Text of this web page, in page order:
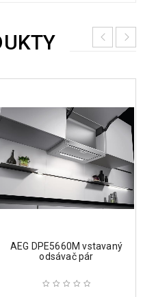
AEG DPE5660M vstavaný
odsávač pár